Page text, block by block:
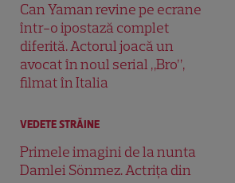
Can Yaman revine pe ecrane
într-o ipostază complet
diferită. Actorul joacă un
avocat în noul serial „Bro”,
filmat în Italia
VEDETE STRĂINE
Primele imagini de la nunta
Damlei Sönmez. Actrița din